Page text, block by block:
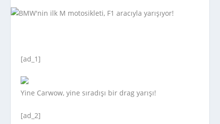
[ad_1]
Yine Carwow, yine sıradışı bir drag yarışı!
[ad_2]